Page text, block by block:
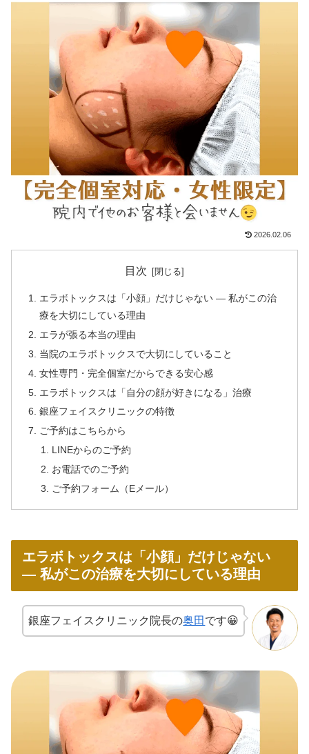
2026.02.06
目次
エラボトックスは「小顔」だけじゃない ― 私がこの治
療を大切にしている理由
エラが張る本当の理由
当院のエラボトックスで大切にしていること
女性専門・完全個室だからできる安心感
エラボトックスは「自分の顔が好きになる」治療
銀座フェイスクリニックの特徴
ご予約はこちらから
LINEからのご予約
お電話でのご予約
ご予約フォーム（Eメール）
エラボトックスは「小顔」だけじゃない
― 私がこの治療を大切にしている理由
銀座フェイスクリニック院長の奥田 です😀